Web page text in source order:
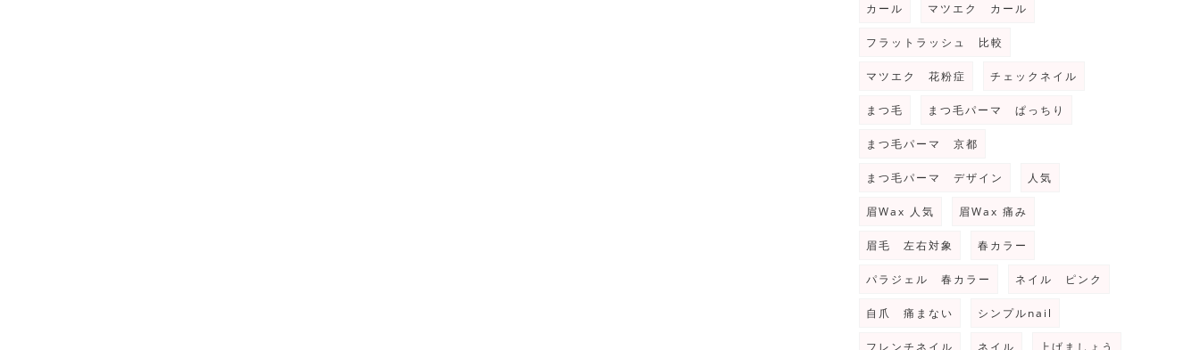
カール マツエク カール
フラットラッシュ 比較
マツエク 花粉症 チェックネイル
まつ毛 まつ毛パーマ ぱっちり
まつ毛パーマ 京都
まつ毛パーマ デザイン 人気
眉Wax 人気 眉Wax 痛み
眉毛 左右対象 春カラー
パラジェル 春カラー ネイル ピンク
自爪 痛まない シンプルnail
フレンチネイル ネイル 上げましょう